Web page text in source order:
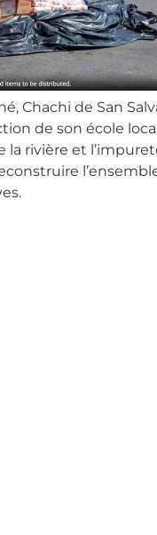
Chachi de San
de son école
rivière et